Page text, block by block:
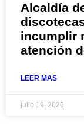
Alcaldía
incumplir
atención
LEER MAS
julio 19, 2026